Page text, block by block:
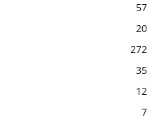
57
20
272
35
12
7